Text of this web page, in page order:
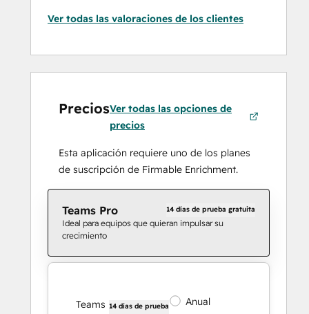
Ver todas las valoraciones de los clientes
PreciosVer todas las opciones de
precios
Esta aplicación requiere uno de los planes
de suscripción de Firmable Enrichment.
Teams Pro 14 días de prueba gratuita
Ideal para equipos que quieran impulsar su
crecimiento
Teams 14 días de prueba Anual